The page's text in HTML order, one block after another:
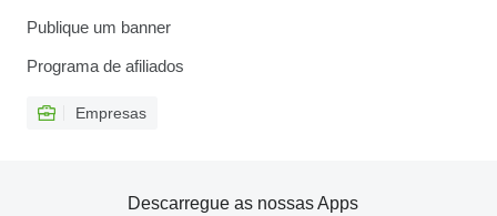
Publique um banner
Programa de afiliados
Empresas
Descarregue as nossas Apps